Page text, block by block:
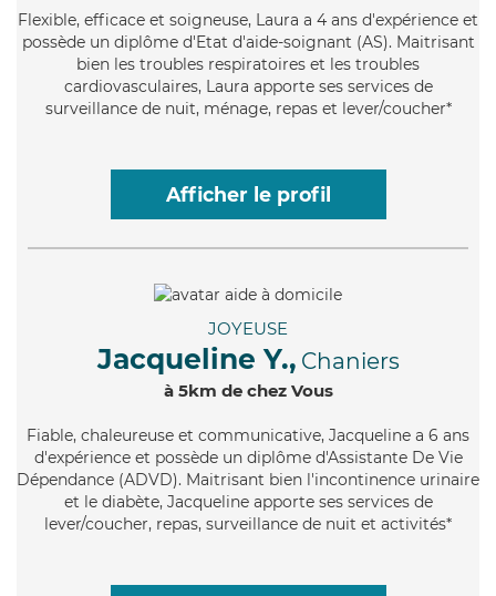
Flexible, efficace et soigneuse, Laura a 4 ans d'expérience et
possède un diplôme d'Etat d'aide-soignant (AS). Maitrisant
bien les troubles respiratoires et les troubles
cardiovasculaires, Laura apporte ses services de
surveillance de nuit, ménage, repas et lever/coucher*
Afficher le profil
JOYEUSE
Jacqueline Y., Chaniers
à 5km de chez Vous
Fiable, chaleureuse et communicative, Jacqueline a 6 ans
d'expérience et possède un diplôme d'Assistante De Vie
Dépendance (ADVD). Maitrisant bien l'incontinence urinaire
et le diabète, Jacqueline apporte ses services de
lever/coucher, repas, surveillance de nuit et activités*